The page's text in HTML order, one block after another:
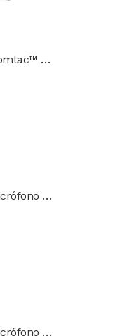
Auriculares 3M™ PELTOR™ Comtac™ MT17H682BB-49
Auriculares tipo Peltor con micrófono (pasivos)
Auriculares tipo Peltor con micrófono + PTT (reducción de ruido y amplificación electrónica)